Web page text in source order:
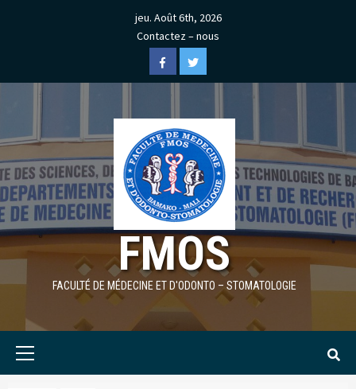
jeu. Août 6th, 2026
Contactez – nous
FacebookTwitter
FMOS
FACULTÉ DE MÉDECINE ET D'ODONTO – STOMATOLOGIE